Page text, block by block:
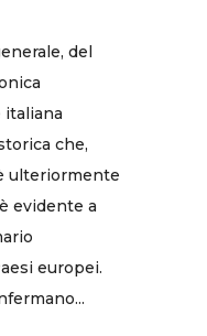
del
italiana
che,
ulteriormente
evidente a
europei.